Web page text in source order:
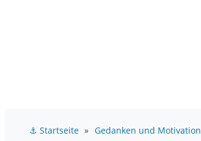
⚓ Startseite » Gedanken und Motivation